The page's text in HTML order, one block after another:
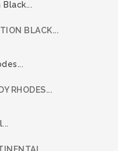
BLACK...
RHODES...